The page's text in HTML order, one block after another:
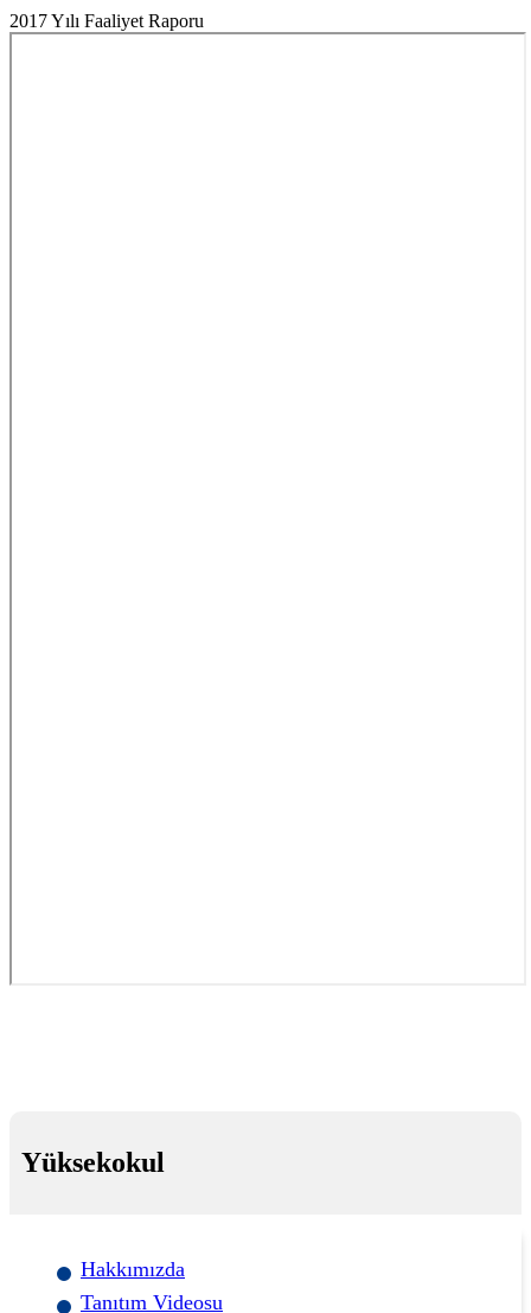
2017 Yılı Faaliyet Raporu
Yüksekokul
Hakkımızda
Tanıtım Videosu